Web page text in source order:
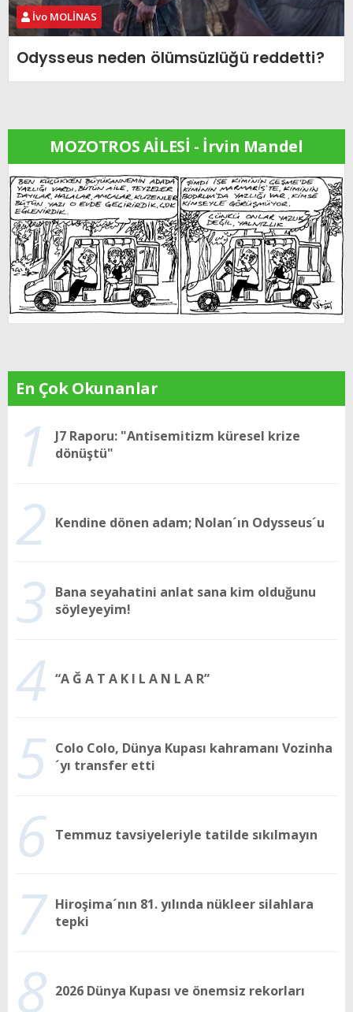
İvo MOLİNAS
Odysseus neden ölümsüzlüğü reddetti?
MOZOTROS AİLESİ - İrvin Mandel
En Çok Okunanlar
1
J7 Raporu: "Antisemitizm küresel krize
dönüştü"
2 Kendine dönen adam; Nolan´ın Odysseus´u
3 Bana seyahatini anlat sana kim olduğunu
söyleyeyim!
4 “A Ğ A T A K I L A N L A R”
5 Colo Colo, Dünya Kupası kahramanı Vozinha
´yı transfer etti
6 Temmuz tavsiyeleriyle tatilde sıkılmayın
7 Hiroşima´nın 81. yılında nükleer silahlara
tepki
8 2026 Dünya Kupası ve önemsiz rekorları